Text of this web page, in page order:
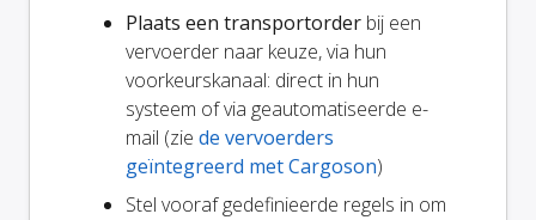
Plaats een transportorder bij een
vervoerder naar keuze, via hun
voorkeurskanaal: direct in hun
systeem of via geautomatiseerde e-
mail (zie de vervoerders
geïntegreerd met Cargoson)
Stel vooraf gedefinieerde regels in om